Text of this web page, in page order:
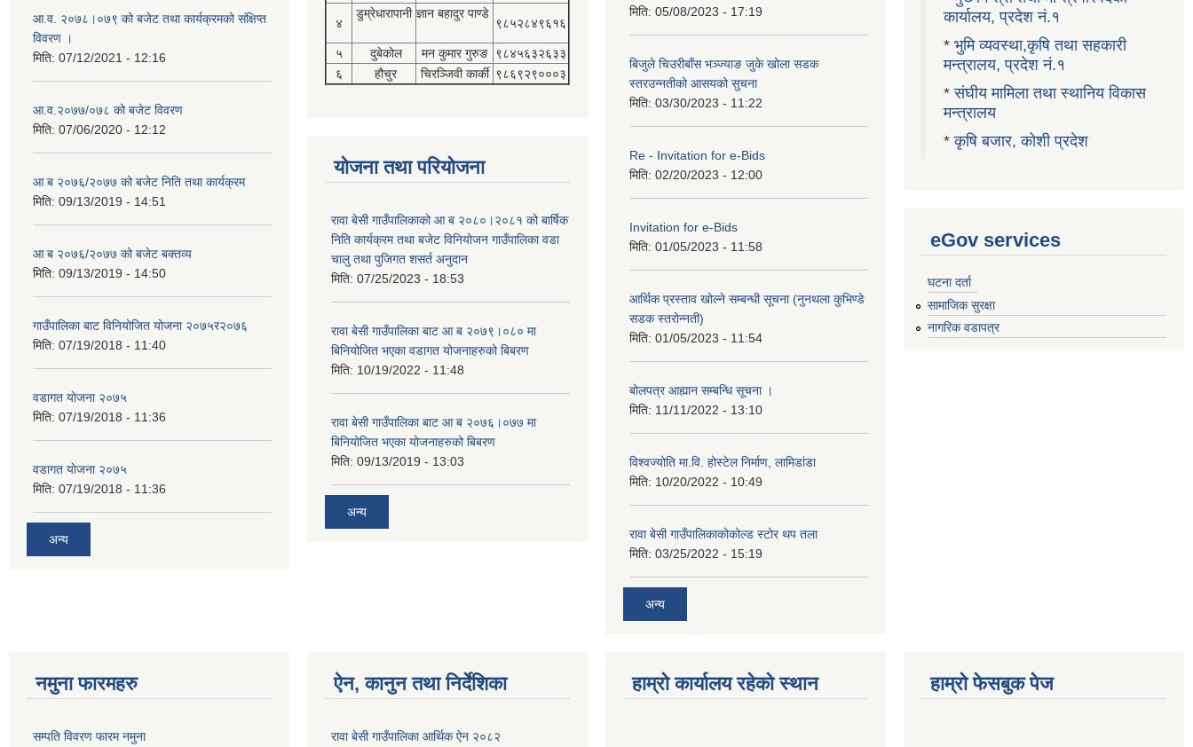
आ.व. २०७८।०७९ को बजेट तथा कार्यक्रमको संक्षिप्त
विवरण ।
मिति: 07/12/2021 - 12:16
आ.व.२०७७/०७८ को बजेट विवरण
मिति: 07/06/2020 - 12:12
आ ब २०७६/२०७७ को बजेट निति तथा कार्यक्रम
मिति: 09/13/2019 - 14:51
आ ब २०७६/२०७७ को बजेट बक्तव्य
मिति: 09/13/2019 - 14:50
गाउँपालिका बाट विनियोजित योजना २०७५र२०७६
मिति: 07/19/2018 - 11:40
वडागत याेजना २०७५
मिति: 07/19/2018 - 11:36
वडागत याेजना २०७५
मिति: 07/19/2018 - 11:36
अन्य
४
डुम्रेधारापानी ज्ञान बहादुर पाण्डे
९८५२८४९६१६
५ दुबेकोल मन कुमार गुरुङ ९८४५६३२६३३
६
हौचुर चिरञ्जिवी कार्की ९८६९२९०००३
योजना तथा परियोजना
रावा बेसी गाउँपालिकाको आ ब २०८०।२०८१ को बार्षिक
निति कार्यक्रम तथा बजेट विनियोजन गाउँपालिका वडा
चालु तथा पुजिगत शसर्त अनुदान
मिति: 07/25/2023 - 18:53
रावा बेसी गाउँपालिका बाट आ ब २०७९।०८० मा
बिनियोजित भएका वडागत योजनाहरुको बिबरण
मिति: 10/19/2022 - 11:48
रावा बेसी गाउँपालिका बाट आ ब २०७६।०७७ मा
बिनियोजित भएका योजनाहरुको बिबरण
मिति: 09/13/2019 - 13:03
अन्य
मिति: 05/08/2023 - 17:19
बिजुले चिउरीबाँस भञ्ज्याङ जुके खोला सडक
स्तरउन्नतीको आसयको सुचना
मिति: 03/30/2023 - 11:22
Re - Invitation for e-Bids
मिति: 02/20/2023 - 12:00
Invitation for e-Bids
मिति: 01/05/2023 - 11:58
आर्थिक प्रस्ताव खोल्ने सम्बन्धी सूचना (नुनथला कुभिण्डे
सडक स्तरोन्नती)
मिति: 01/05/2023 - 11:54
बोलपत्र आह्यान सम्बन्धि सूचना ।
मिति: 11/11/2022 - 13:10
विश्वज्योति मा.वि. होस्टेल निर्माण, लामिडांडा
मिति: 10/20/2022 - 10:49
रावा बेसी गाउँपालिकाकोकोल्ड स्टोर थप तला
मिति: 03/25/2022 - 15:19
अन्य
कार्यालय, प्रदेश नं.१
* भुमि व्यवस्था,कृषि तथा सहकारी
मन्त्रालय, प्रदेश नं.१
*संघीय मामिला तथा स्थानिय विकास
मन्त्रालय
*कृषि बजार, कोशी प्रदेश
eGov services
घटना दर्ता
सामाजिक सुरक्षा
नागरिक वडापत्र
नमुना फारमहरु
सम्पति विवरण फारम नमुना
ऐन, कानुन तथा निर्देशिका
रावा बेसी गाउँपालिका आर्थिक ऐन २०८२
हाम्रो कार्यालय रहेको स्थान हाम्रो फेसबुक पेज